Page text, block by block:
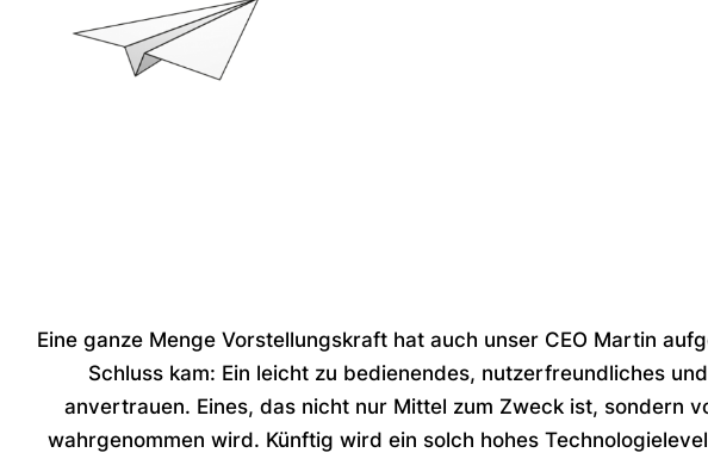
Eine ganze Menge Vorstellungskraft hat auch unser CEO Martin
Schluss kam: Ein leicht zu bedienendes, nutzerfreundliches
anvertrauen. Eines, das nicht nur Mittel zum Zweck ist, sondern
wahrgenommen wird. Künftig wird ein solch hohes